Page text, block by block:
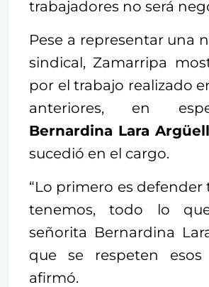
trabajadores no será
Pese a representar una
sindical, Zamarripa
por el trabajo realizado
anteriores, en
Bernardina Lara
sucedió en el cargo.
“Lo primero es
tenemos, todo lo
señorita Bernardina
que se respeten esos
afirmó.